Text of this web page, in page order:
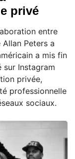
privé
entre
Peters a
a mis fin
Instagram
privée,
professionnelle
sociaux.